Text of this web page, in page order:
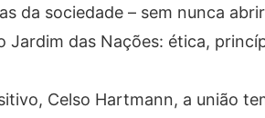
da sociedade – sem nunca
Jardim das Nações: ética,
Celso Hartmann, a união